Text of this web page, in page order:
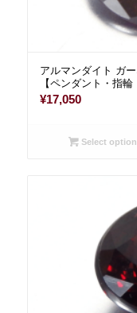
アルマンダイト ガ
【ペンダント・指
¥17,050
Select